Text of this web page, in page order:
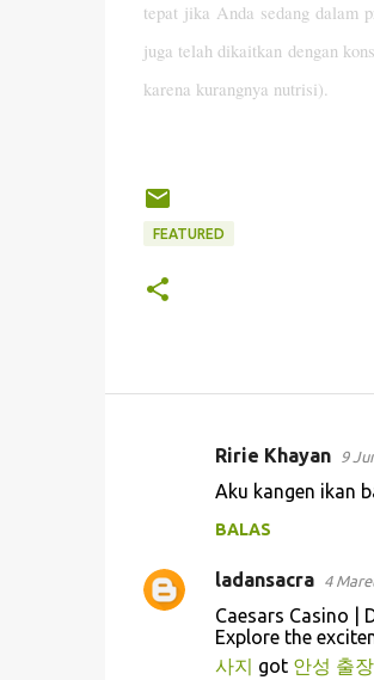
tepat jika Anda sedang dalam
juga telah dikaitkan dengan
karena kurangnya nutrisi).
FEATURED
e
n
Ririe Khayan 9
Aku kangen ikan
BALAS
ladansacra 4
Caesars Casino |
Explore the
사지 got 안성 출